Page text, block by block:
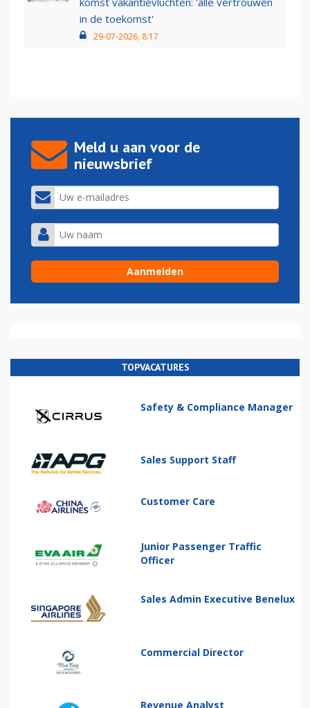
in de toekomst'
29-07-2026, 8:17
Meld u aan voor de
nieuwsbrief
TOPVACATURES
Safety & Compliance Manager
Sales Support Staff
Customer Care
Junior Passenger Traffic
Officer
Sales Admin Executive Benelux
Commercial Director
Revenue Analyst